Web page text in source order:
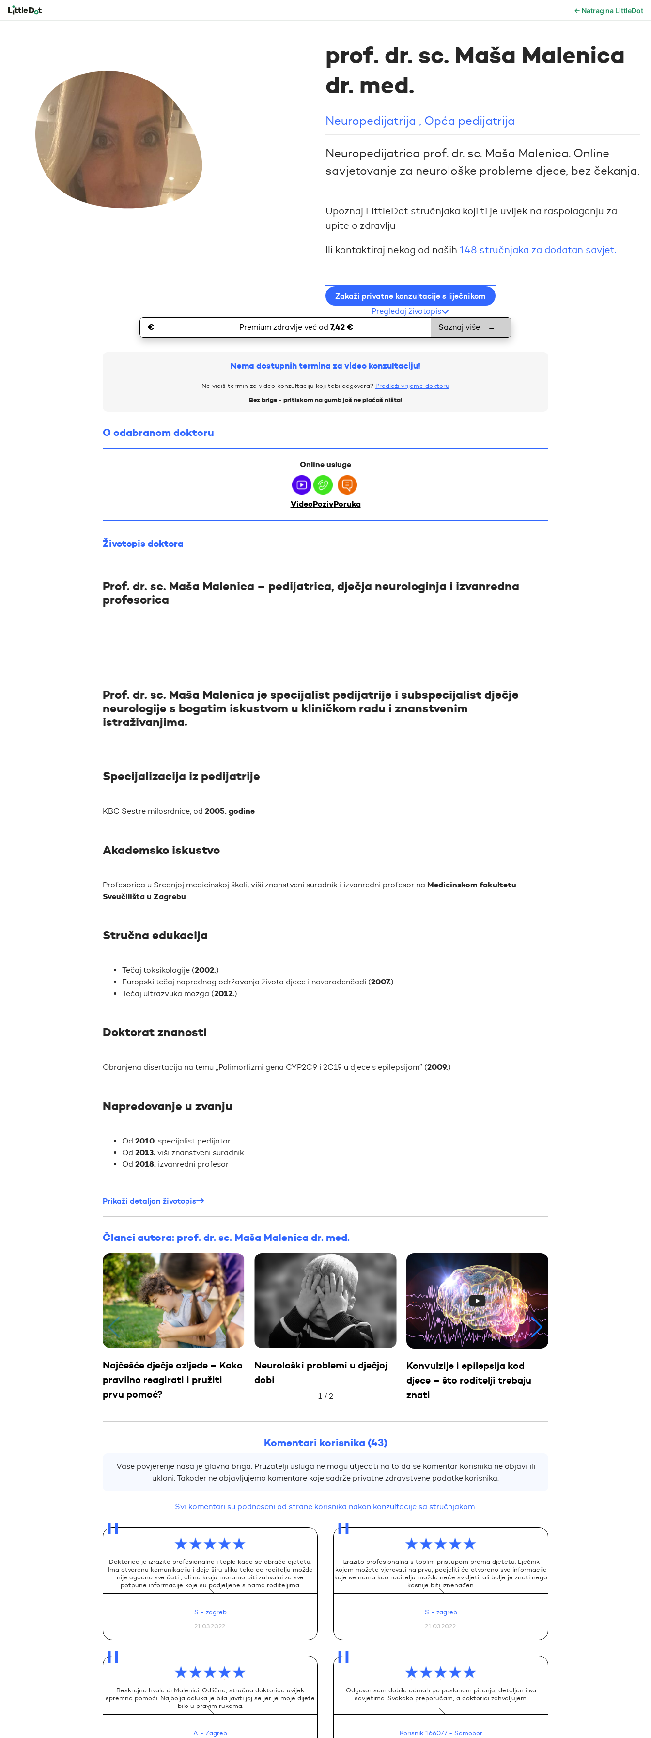
← Natrag na LittleDot
prof. dr. sc. Maša Malenica
dr. med.
Neuropedijatrija , Opća pedijatrija
Neuropedijatrica prof. dr. sc. Maša Malenica. Online
savjetovanje za neurološke probleme djece, bez čekanja.
Upoznaj LittleDot stručnjaka koji ti je uvijek na raspolaganju za
upite o zdravlju
Ili kontaktiraj nekog od naših 148 stručnjaka za dodatan savjet.
Zakaži privatne konzultacije s liječnikom
Pregledaj životopis
€ Premium zdravlje već od 7,42 € Saznaj više →
Nema dostupnih termina za video konzultaciju!
Ne vidiš termin za video konzultaciju koji tebi odgovara? Predloži vrijeme doktoru
Bez brige - pritiskom na gumb još ne plaćaš ništa!
O odabranom doktoru
Online usluge
VideoPozivPoruka
Životopis doktora
Prof. dr. sc. Maša Malenica – pedijatrica, dječja neurologinja i izvanredna
profesorica
Prof. dr. sc. Maša Malenica je specijalist pedijatrije i subspecijalist dječje
neurologije s bogatim iskustvom u kliničkom radu i znanstvenim
istraživanjima.
Specijalizacija iz pedijatrije
KBC Sestre milosrdnice, od 2005. godine
Akademsko iskustvo
Profesorica u Srednjoj medicinskoj školi, viši znanstveni suradnik i izvanredni profesor na Medicinskom fakultetu
Sveučilišta u Zagrebu
Stručna edukacija
Tečaj toksikologije (2002.)
Europski tečaj naprednog održavanja života djece i novorođenčadi (2007.)
Tečaj ultrazvuka mozga (2012.)
Doktorat znanosti
Obranjena disertacija na temu „Polimorfizmi gena CYP2C9 i 2C19 u djece s epilepsijom” (2009.)
Napredovanje u zvanju
Od 2010. specijalist pedijatar
Od 2013. viši znanstveni suradnik
Od 2018. izvanredni profesor
Prikaži detaljan životopis
Članci autora: prof. dr. sc. Maša Malenica dr. med.
Najčešće dječje ozljede – Kako
pravilno reagirati i pružiti
prvu pomoć?
Neurološki problemi u dječjoj
dobi
Konvulzije i epilepsija kod
djece – što roditelji trebaju
znati
1 / 2
Komentari korisnika (43)
Vaše povjerenje naša je glavna briga. Pružatelji usluga ne mogu utjecati na to da se komentar korisnika ne objavi ili
ukloni. Također ne objavljujemo komentare koje sadrže privatne zdravstvene podatke korisnika.
Svi komentari su podneseni od strane korisnika nakon konzultacije sa stručnjakom.
Doktorica je izrazito profesionalna i topla kada se obraća djetetu.
Ima otvorenu komunikaciju i daje širu sliku tako da roditelju možda
nije ugodno sve čuti , ali na kraju moramo biti zahvalni za sve
potpune informacije koje su podjeljene s nama roditeljima.
S - zagreb
21.03.2022.
Izrazito profesionalna s toplim pristupom prema djetetu. Lječnik
kojem možete vjerovati na prvu, podjeliti će otvoreno sve informacije
koje se nama kao roditelju možda neće svidjeti, ali bolje je znati nego
kasnije biti iznenađen.
S - zagreb
21.03.2022.
Beskrajno hvala dr.Malenici. Odlična, stručna doktorica uvijek
spremna pomoći. Najbolja odluka je bila javiti joj se jer je moje dijete
bilo u pravim rukama.
A - Zagreb
Odgovor sam dobila odmah po poslanom pitanju, detaljan i sa
savjetima. Svakako preporučam, a doktorici zahvaljujem.
Korisnik 166077 - Samobor